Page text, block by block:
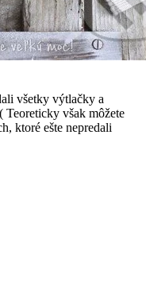
všetky výtlačky a
Teoreticky však môžete
ktoré ešte nepredali